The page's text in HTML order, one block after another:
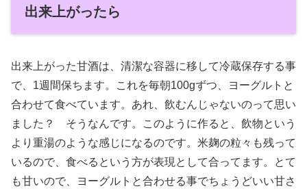
出来上がったら
出来上がった甘酒は、清潔な容器に移して冷蔵保存する事
で、1週間保ちます。これを毎朝100gずつ、ヨーグルトと
合わせて食べています。あれ、飲むんじゃないのって思い
ました？ そうなんです。このように作ると、飲物という
より重湯のような感じになるのです。米麹の粒々も残って
いるので、食べるという方が表現として合ってます。とて
も甘いので、ヨーグルトと合わせる事でちょうどいい甘さ